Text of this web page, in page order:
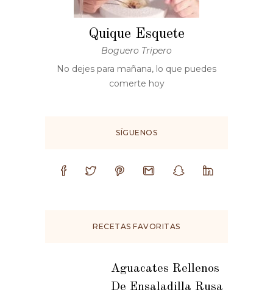
Quique Esquete
Boguero Tripero
No dejes para mañana, lo que puedes
comerte hoy
SÍGUENOS
RECETAS FAVORITAS
Aguacates Rellenos
De Ensaladilla Rusa